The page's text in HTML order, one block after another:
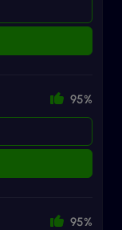
95%
95%